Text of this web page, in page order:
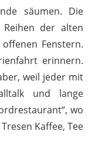
säumen. Die
der alten
Fenstern.
erinnern.
weil jeder mit
und lange
wo
Kaffee, Tee